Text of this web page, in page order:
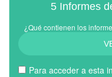
5 Informes
¿Qué contienen los
Para acceder a esta